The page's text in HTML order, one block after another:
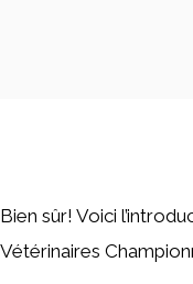
Bien sûr! Voici
Vétérinaires